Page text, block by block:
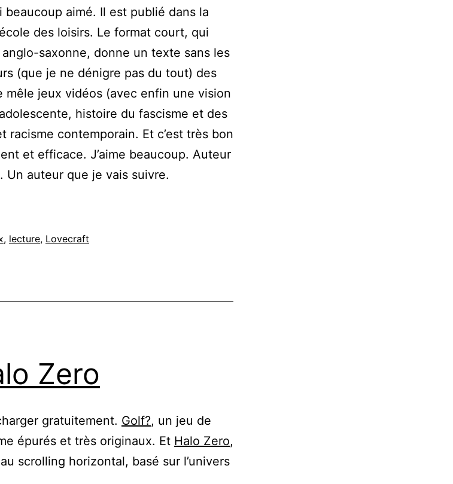
beaucoup aimé. Il est publié dans la
des loisirs. Le format court, qui
saxonne, donne un texte sans les
(que je ne dénigre pas du tout) des
mêle jeux vidéos (avec enfin une vision
histoire du fascisme et des
racisme contemporain. Et c’est très bon
et efficace. J’aime beaucoup. Auteur
Un auteur que je vais suivre.
, lecture, Lovecraft
Zero
gratuitement. Golf?, un jeu de
épurés et très originaux. Et Halo Zero,
scrolling horizontal, basé sur l’univers